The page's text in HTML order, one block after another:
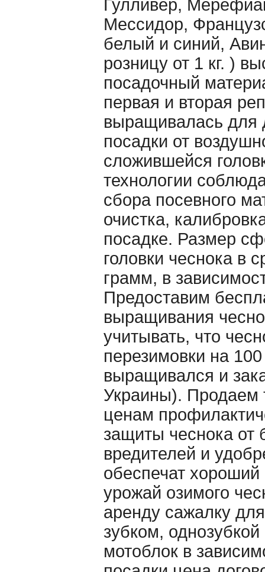
Гулливер,
Мессидор,
белый и синий,
розницу от 1 кг. )
посадочный
первая и вторая
выращивалась для
посадки от
сложившейся
технологии
сбора посевного
очистка,
посадке. Размер
головки чеснока в
грамм, в
Предоставим
выращивания
учитывать, что
перезимовки на 100
выращивался и
Украины). Продаем
ценам
защиты чеснока от
вредителей и
обеспечат
урожай озимого
аренду сажалку
зубком,
мотоблок в